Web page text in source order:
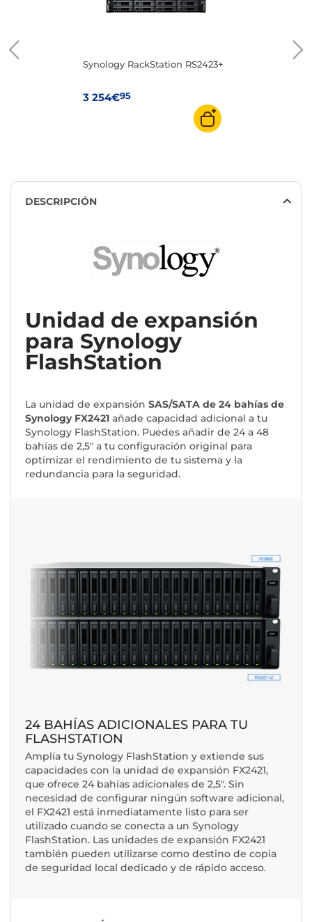
Synology RackStation RS2423+
3 254€95
DESCRIPCIÓN
Unidad de expansión
para Synology
FlashStation
La unidad de expansión SAS/SATA de 24 bahías de
Synology FX2421 añade capacidad adicional a tu
Synology FlashStation. Puedes añadir de 24 a 48
bahías de 2,5" a tu configuración original para
optimizar el rendimiento de tu sistema y la
redundancia para la seguridad.
24 BAHÍAS ADICIONALES PARA TU
FLASHSTATION
Amplía tu Synology FlashStation y extiende sus
capacidades con la unidad de expansión FX2421,
que ofrece 24 bahías adicionales de 2,5". Sin
necesidad de configurar ningún software adicional,
el FX2421 está inmediatamente listo para ser
utilizado cuando se conecta a un Synology
FlashStation. Las unidades de expansión FX2421
también pueden utilizarse como destino de copia
de seguridad local dedicado y de rápido acceso.